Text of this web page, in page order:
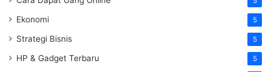
Ekonomi 5
Strategi Bisnis 5
HP & Gadget Terbaru 5